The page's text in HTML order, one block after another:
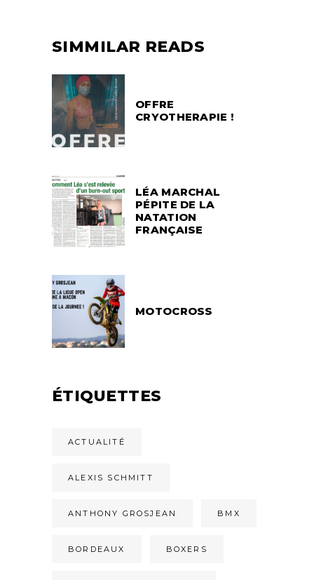
SIMMILAR READS
OFFRE
CRYOTHERAPIE !
LÉA MARCHAL
PÉPITE DE LA
NATATION
FRANÇAISE
MOTOCROSS
ÉTIQUETTES
ACTUALITÉ
ALEXIS SCHMITT
ANTHONY GROSJEAN BMX
BORDEAUX BOXERS